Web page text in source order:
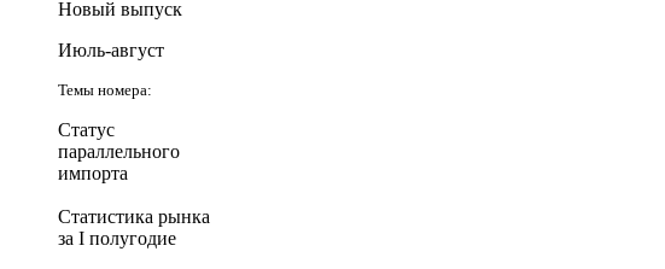
Новый выпуск
Июль-август
Темы номера:
Статус
параллельного
импорта
Статистика рынка
за I полугодие